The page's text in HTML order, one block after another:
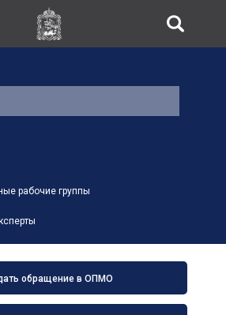
обращение в ОПМО
рабочие группы